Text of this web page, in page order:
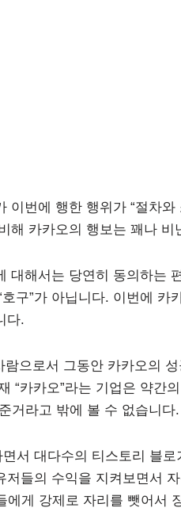
이번에 행한 행위가 “절차
해 카카오의 행보는 꽤나
대해서는 당연히 동의하는
구”가 아닙니다. 이번에
다.
람으로서 그동안 카카오의
“카카오”라는 기업은 약간
거라고 밖에 볼 수 없습니다.
서 대다수의 티스토리 블
저들의 수익을 지켜보면서
에게 강제로 자리를 뺏어서